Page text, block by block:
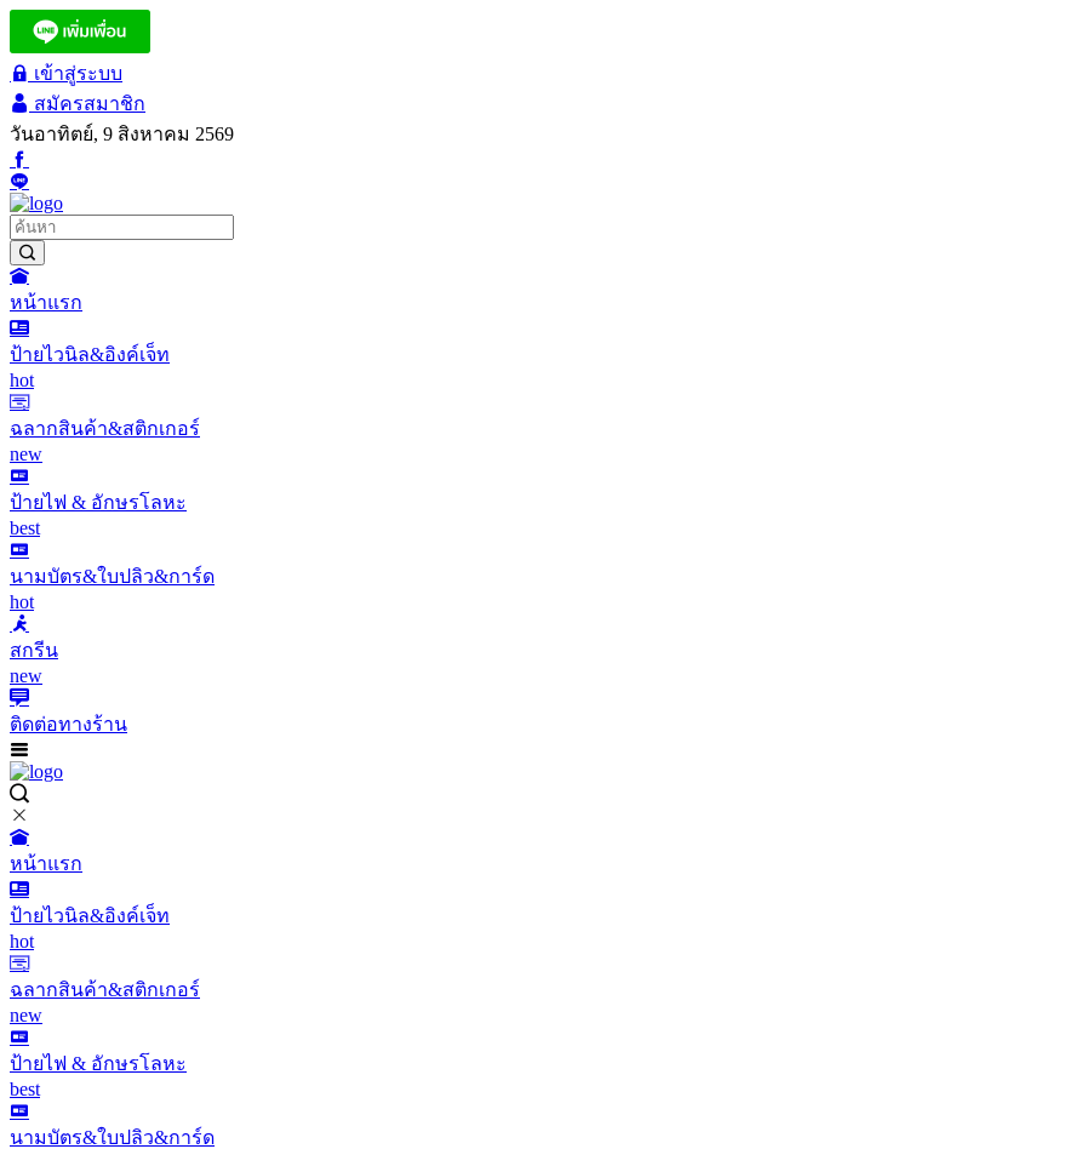
เข้าสู่ระบบ
สมัครสมาชิก
วันอาทิตย์, 9 สิงหาคม 2569
หน้าแรก
ป้ายไวนิล&อิงค์เจ็ท
hot
ฉลากสินค้า&สติกเกอร์
new
ป้ายไฟ & อักษรโลหะ
best
นามบัตร&ใบปลิว&การ์ด
hot
สกรีน
new
ติดต่อทางร้าน
หน้าแรก
ป้ายไวนิล&อิงค์เจ็ท
hot
ฉลากสินค้า&สติกเกอร์
new
ป้ายไฟ & อักษรโลหะ
best
นามบัตร&ใบปลิว&การ์ด